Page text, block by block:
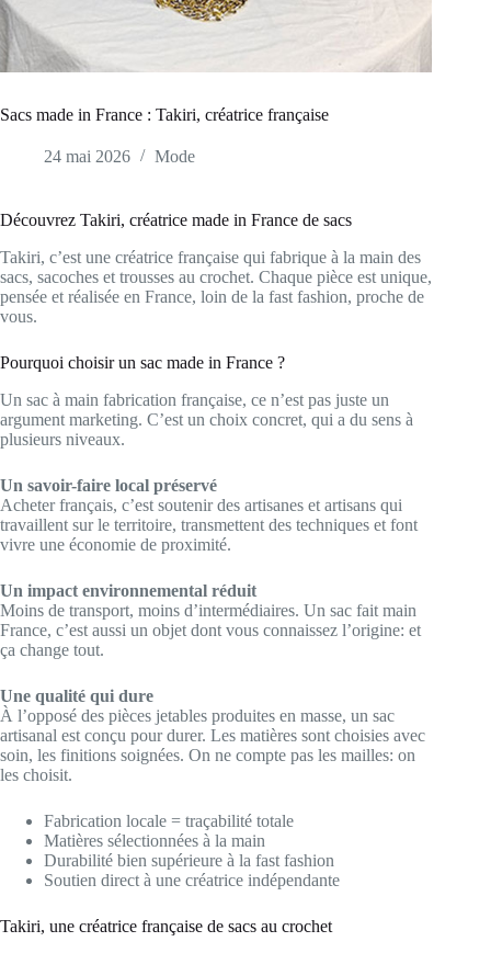
Sacs made in France : Takiri, créatrice française
24 mai 2026 Mode
Découvrez Takiri, créatrice made in France de sacs
Takiri, c’est une créatrice française qui fabrique à la main des
sacs, sacoches et trousses au crochet. Chaque pièce est unique,
pensée et réalisée en France, loin de la fast fashion, proche de
vous.
Pourquoi choisir un sac made in France ?
Un sac à main fabrication française, ce n’est pas juste un
argument marketing. C’est un choix concret, qui a du sens à
plusieurs niveaux.
Un savoir-faire local préservé
Acheter français, c’est soutenir des artisanes et artisans qui
travaillent sur le territoire, transmettent des techniques et font
vivre une économie de proximité.
Un impact environnemental réduit
Moins de transport, moins d’intermédiaires. Un sac fait main
France, c’est aussi un objet dont vous connaissez l’origine: et
ça change tout.
Une qualité qui dure
À l’opposé des pièces jetables produites en masse, un sac
artisanal est conçu pour durer. Les matières sont choisies avec
soin, les finitions soignées. On ne compte pas les mailles: on
les choisit.
Fabrication locale = traçabilité totale
Matières sélectionnées à la main
Durabilité bien supérieure à la fast fashion
Soutien direct à une créatrice indépendante
Takiri, une créatrice française de sacs au crochet